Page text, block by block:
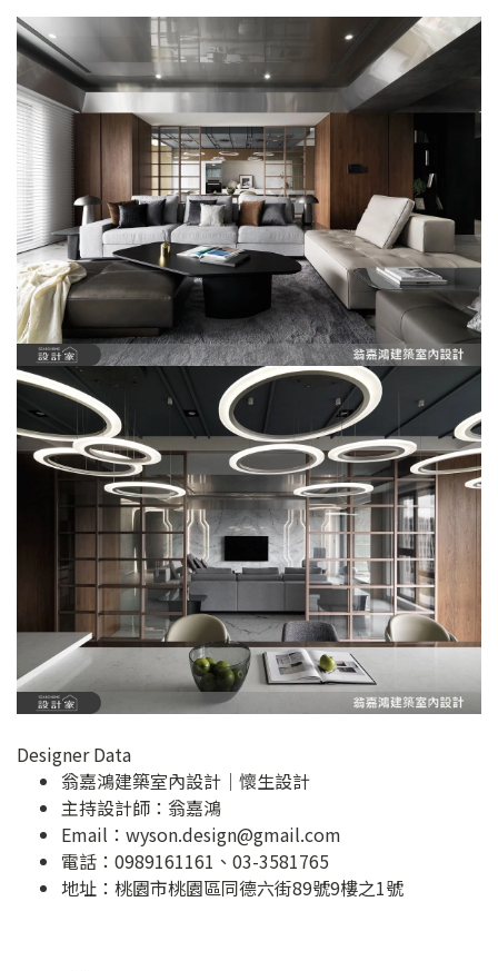
Designer Data
翁嘉鴻建築室內設計｜懷生設計
主持設計師：翁嘉鴻
Email： wyson.design@gmail.com
電話：0989161161、03-3581765
地址： 桃園市桃園區同德六街89號9樓之1號